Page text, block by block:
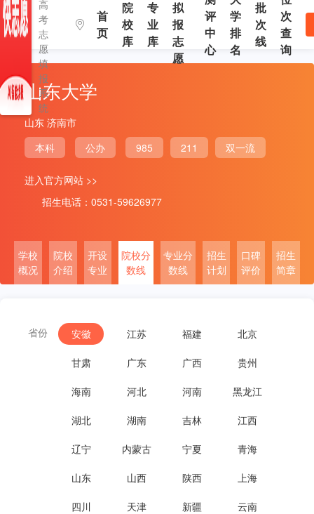
高
考
志
愿
填
报
系
统
首
页
院
校
库
专
业
库
拟
报
志
愿
评
中
心
学
排
名
批
次
线
次
查
询
山东大学
山东 济南市
本科
公办 985 211 双一流
进入官方网站 >>
招生电话：0531-59626977
学校
概况
院校
介绍
开设
专业
院校分
数线
专业分
数线
招生
计划
口碑
评价
招生
简章
省份 安徽 江苏 福建 北京
甘肃 广东 广西 贵州
海南 河北 河南 黑龙江
湖北 湖南 吉林 江西
辽宁 内蒙古 宁夏 青海
山东 山西 陕西 上海
四川 天津 新疆 云南